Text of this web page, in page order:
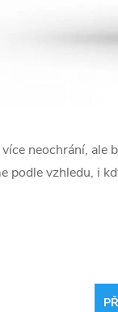
neochrání, ale
podle vzhledu, i